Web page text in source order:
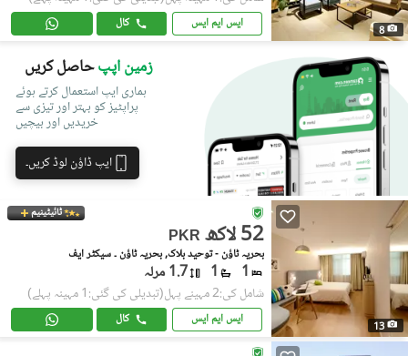
8 ایس ایم ایس کال
زمین اپپحاصل کریں
ہماری ایپ استعمال کرتے ہوئے
پراپٹیز کو بہتر اور تیزی سے
خریدیں اور بیچیں
ایپ ڈاؤن لوڈ کریں۔
13
ٹائیٹینیم
PKR 52 لاکھ
بحریہ ٹاؤن - توحید بلاک, بحریہ ٹاؤن ۔ سیکٹر ایف
1
1 1.7 مرلہ
شامل کی:2 مہینے پہل (تبدیلی کی گئی:1 مہینہ پہلے)
ایس ایم ایس کال